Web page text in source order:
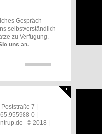
Gespräch
selbstverständlich
zu Verfügung.
uns an.
7 |
0 |
| © 2018 |